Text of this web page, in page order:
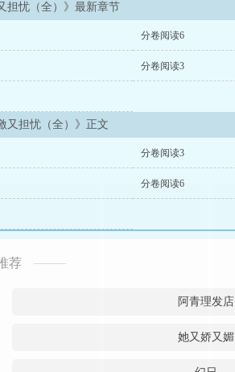
担忧（全）》最新章节
分卷阅读6
分卷阅读3
又担忧（全）》正文
分卷阅读3
分卷阅读6
荐
阿青理发店
她又娇又媚